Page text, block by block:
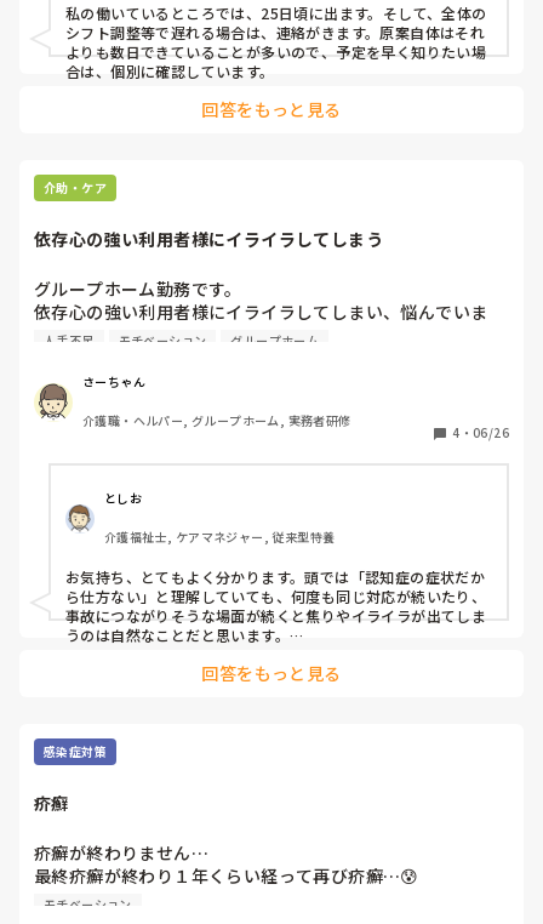
私の働いているところでは、25日頃に出ます。そして、全体の
シフト調整等で遅れる場合は、連絡がきます。原案自体はそれ
よりも数日できていることが多いので、予定を早く知りたい場
合は、個別に確認しています。
回答をもっと見る
介助・ケア
依存心の強い利用者様にイライラしてしまう
グループホーム勤務です。
依存心の強い利用者様にイライラしてしまい、悩んでいま
す。
が、依存心からか、歩く時には職員に手を貸してもらうのを
待たれています。杖を上手く使えていないこともあり、歩行
不安定です。歩行介助で歩く時は「危ない、危ない。ダメに
なっちゃった。歩けない。」とスタッフに話されます。職員
を選んでいるようにも見えます。
他の方の介助に入っていてどうしても側に行けない時、「今
そちらに行けないので、手すりに掴まりながらゆっくり歩い
てくださいね」と声をかけると、「歩けない」と手を出して
待たれていることもあります。
そんなタイミングで、世話好きな利用者様がその方を支えて
あげようと歩いてくるのですが、世話好きな利用者様も歩行
不安定な方なので、2人で手を繋いでフラフラしながら歩こ
「ありがとうございます、代わりますね」と言って介助に入
依存心の強い利用者様は、穏やかに過ごされていることが多
いのですが、不穏状態になると職員を呼び止めて、「どうし
てこうなっているの？何でここにいるの？変だよ。わからな
い。」と繰り返します。
そんな状態になるのも、依存的になるのも、認知症からくる
ものだとは頭では理解しているのですが、私自身に余裕がな
くイライラしてしまいます。気持ちを落ち着けてお話を伺う
人手不足 モチベーション グループホーム
さーちゃん
介護職・ヘルパー, グループホーム, 実務者研修
4 ・ 06/26
としお
介護福祉士, ケアマネジャー, 従来型特養
お気持ち、とてもよく分かります。頭では「認知症の症状だか
ら仕方ない」と理解していても、何度も同じ対応が続いたり、
事故につながりそうな場面が続くと焦りやイライラが出てしま
うのは自然なことだと思います。
依存心の強い利用者様には、できるだけ職員間で対応を統一
員が対応しますね」と普段から説明し、役割をお願いするなら
歩行介助以外の場面でお願いするなど、双方の安全を守る工夫
え込まず、ヒヤリとした場面や困っていることをチームで共有
し、対応方法を話し合うことで精神的な負担も軽くなると思い
ます。
回答をもっと見る
感染症対策
疥癬
疥癬が終わりません…
最終疥癬が終わり１年くらい経って再び疥癬…😰
もうやる気なくなります
モチベーション